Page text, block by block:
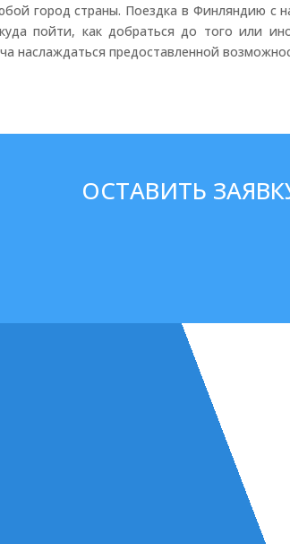
страны. Поездка в Финляндию с
пойти, как добраться до того или
наслаждаться предоставленной
ОСТАВИТЬ